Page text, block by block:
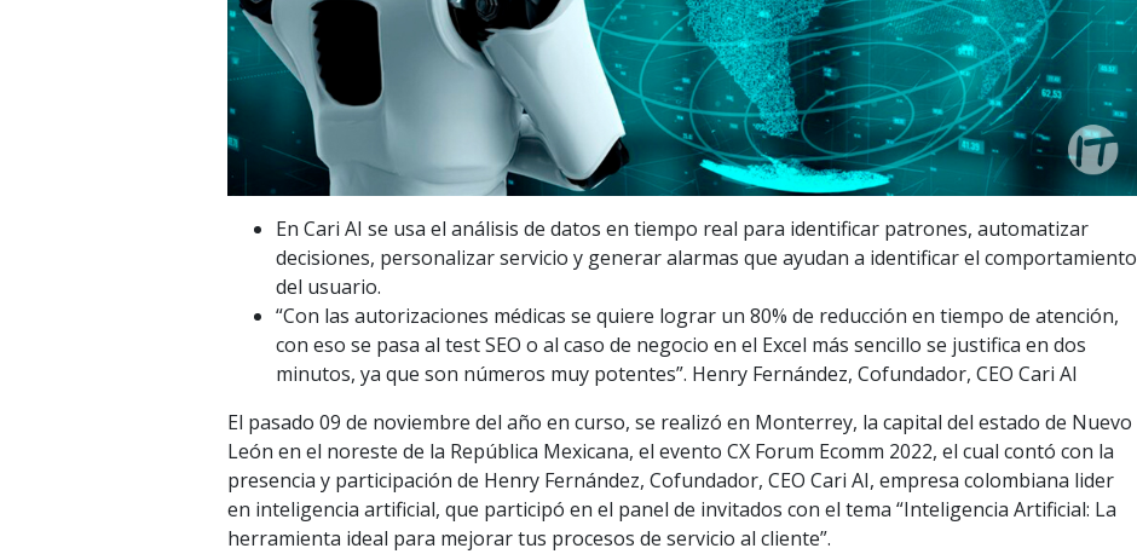
En Cari AI se usa el análisis de datos en tiempo real para identificar patrones, automatizar
decisiones, personalizar servicio y generar alarmas que ayudan a identificar el comportamiento
del usuario.
“Con las autorizaciones médicas se quiere lograr un 80% de reducción en tiempo de atención,
con eso se pasa al test SEO o al caso de negocio en el Excel más sencillo se justifica en dos
minutos, ya que son números muy potentes”. Henry Fernández, Cofundador, CEO Cari AI
El pasado 09 de noviembre del año en curso, se realizó en Monterrey, la capital del estado de Nuevo
León en el noreste de la República Mexicana, el evento CX Forum Ecomm 2022, el cual contó con la
presencia y participación de Henry Fernández, Cofundador, CEO Cari AI, empresa colombiana lider
en inteligencia artificial, que participó en el panel de invitados con el tema “Inteligencia Artificial: La
herramienta ideal para mejorar tus procesos de servicio al cliente”.